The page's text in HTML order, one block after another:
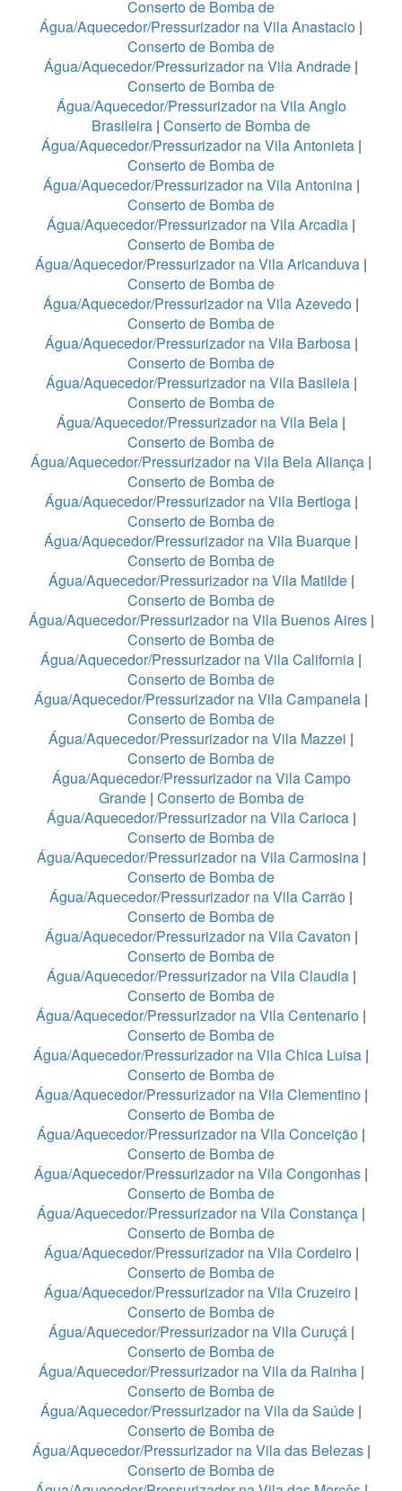
Conserto de Bomba de
Água/Aquecedor/Pressurizador na Vila Anastacio |
Conserto de Bomba de
Água/Aquecedor/Pressurizador na Vila Andrade |
Conserto de Bomba de
Água/Aquecedor/Pressurizador na Vila Anglo
Brasileira | Conserto de Bomba de
Água/Aquecedor/Pressurizador na Vila Antonieta|
Conserto de Bomba de
Água/Aquecedor/Pressurizador na Vila Antonina|
Conserto de Bomba de
Água/Aquecedor/Pressurizador na Vila Arcadia |
Conserto de Bomba de
Água/Aquecedor/Pressurizador na Vila Aricanduva |
Conserto de Bomba de
Água/Aquecedor/Pressurizador na Vila Azevedo |
Conserto de Bomba de
Água/Aquecedor/Pressurizador na Vila Barbosa|
Conserto de Bomba de
Água/Aquecedor/Pressurizador na Vila Basileia|
Conserto de Bomba de
Água/Aquecedor/Pressurizador na Vila Bela |
Conserto de Bomba de
Água/Aquecedor/Pressurizador na Vila Bela Aliança |
Conserto de Bomba de
Água/Aquecedor/Pressurizador na Vila Bertioga|
Conserto de Bomba de
Água/Aquecedor/Pressurizador na Vila Buarque |
Conserto de Bomba de
Água/Aquecedor/Pressurizador na Vila Matilde|
Conserto de Bomba de
Água/Aquecedor/Pressurizador na Vila Buenos Aires|
Conserto de Bomba de
Água/Aquecedor/Pressurizador na Vila California |
Conserto de Bomba de
Água/Aquecedor/Pressurizador na Vila Campanela |
Conserto de Bomba de
Água/Aquecedor/Pressurizador na Vila Mazzei |
Conserto de Bomba de
Água/Aquecedor/Pressurizador na Vila Campo
Grande| Conserto de Bomba de
Água/Aquecedor/Pressurizador na Vila Carioca|
Conserto de Bomba de
Água/Aquecedor/Pressurizador na Vila Carmosina|
Conserto de Bomba de
Água/Aquecedor/Pressurizador na Vila Carrão |
Conserto de Bomba de
Água/Aquecedor/Pressurizador na Vila Cavaton |
Conserto de Bomba de
Água/Aquecedor/Pressurizador na Vila Claudia|
Conserto de Bomba de
Água/Aquecedor/Pressurizador na Vila Centenario |
Conserto de Bomba de
Água/Aquecedor/Pressurizador na Vila Chica Luisa |
Conserto de Bomba de
Água/Aquecedor/Pressurizador na Vila Clementino|
Conserto de Bomba de
Água/Aquecedor/Pressurizador na Vila Conceição |
Conserto de Bomba de
Água/Aquecedor/Pressurizador na Vila Congonhas |
Conserto de Bomba de
Água/Aquecedor/Pressurizador na Vila Constança |
Conserto de Bomba de
Água/Aquecedor/Pressurizador na Vila Cordeiro|
Conserto de Bomba de
Água/Aquecedor/Pressurizador na Vila Cruzeiro |
Conserto de Bomba de
Água/Aquecedor/Pressurizador na Vila Curuçá |
Conserto de Bomba de
Água/Aquecedor/Pressurizador na Vila da Rainha |
Conserto de Bomba de
Água/Aquecedor/Pressurizador na Vila da Saúde |
Conserto de Bomba de
Água/Aquecedor/Pressurizador na Vila das Belezas|
Conserto de Bomba de